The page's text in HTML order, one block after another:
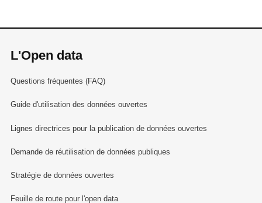
L'Open data
Questions fréquentes (FAQ)
Guide d'utilisation des données ouvertes
Lignes directrices pour la publication de données ouvertes
Demande de réutilisation de données publiques
Stratégie de données ouvertes
Feuille de route pour l'open data